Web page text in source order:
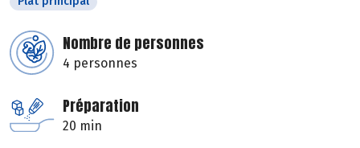
Nombre de personnes
4 personnes
Préparation
20 min